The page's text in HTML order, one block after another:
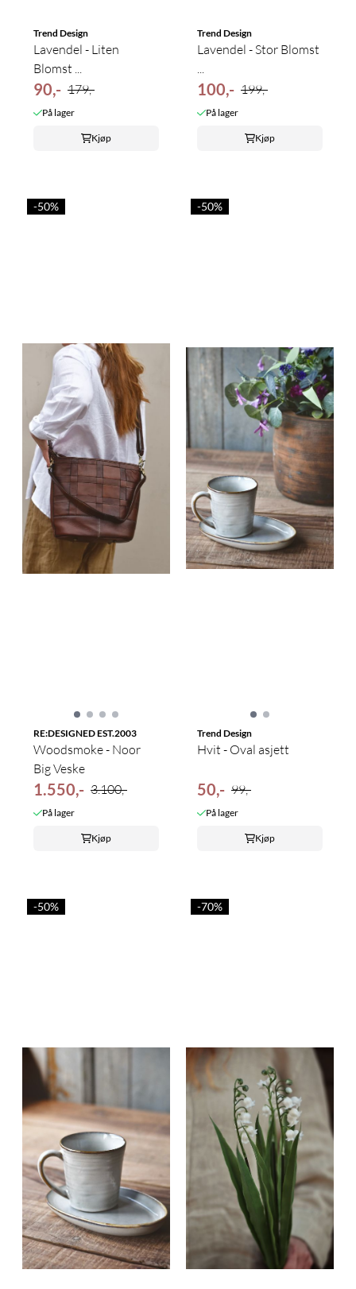
Trend Design
Lavendel - Liten
Blomst ...
90,- 179,-
På lager
Kjøp
Trend Design
Lavendel - Stor Blomst
...
100,- 199,-
På lager
Kjøp
-50%
RE:DESIGNED EST.2003
Woodsmoke - Noor
Big Veske
1.550,- 3.100,-
På lager
Kjøp
-50%
Trend Design
Hvit - Oval asjett
50,- 99,-
På lager
Kjøp
-50% -70%